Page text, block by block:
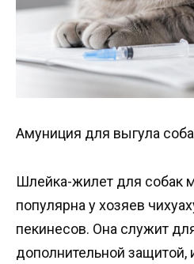
Амуниция для выгула
Шлейка-жилет для собак
популярна у хозяев
пекинесов. Она служит
дополнительной защитой,